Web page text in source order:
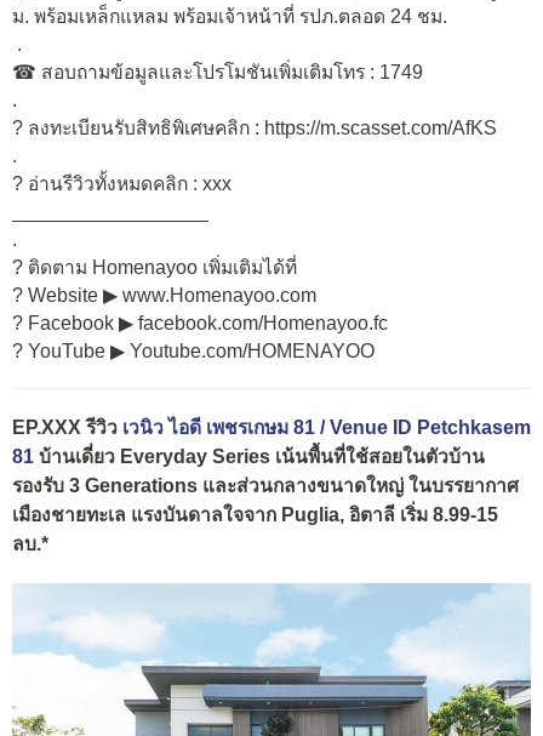
ม. พร้อมเหล็กแหลม พร้อมเจ้าหน้าที่ รปภ.ตลอด 24 ชม.
.
☎ สอบถามข้อมูลและโปรโมชันเพิ่มเติมโทร : 1749
.
? ลงทะเบียนรับสิทธิพิเศษคลิก : https://m.scasset.com/AfKS
.
? อ่านรีวิวทั้งหมดคลิก : xxx
.
? ติดตาม Homenayoo เพิ่มเติมได้ที่
? Website ▶ www.Homenayoo.com
? Facebook ▶ facebook.com/Homenayoo.fc
? YouTube ▶ Youtube.com/HOMENAYOO
EP.XXX รีวิว เวนิว ไอดี เพชรเกษม 81 / Venue ID Petchkasem
81 บ้านเดี่ยว Everyday Series เน้นพื้นที่ใช้สอยในตัวบ้าน
รองรับ 3 Generations และส่วนกลางขนาดใหญ่ ในบรรยากาศ
เมืองชายทะเล แรงบันดาลใจจาก Puglia, อิตาลี เริ่ม 8.99-15
ลบ.*